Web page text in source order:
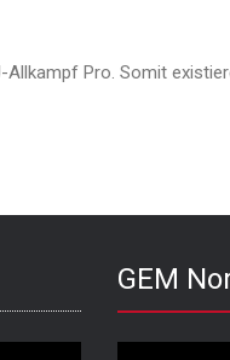
Pro. Somit
GEM